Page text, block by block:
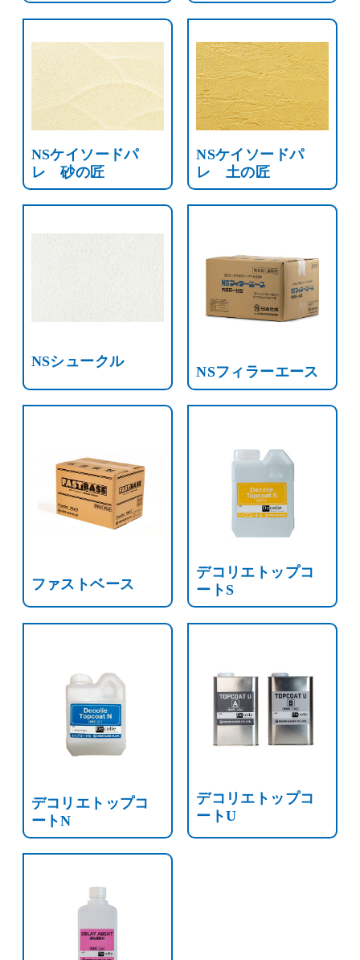
NSケイソードパ
レ 砂の匠
NSケイソードパ
レ 土の匠
NSシュークル
NSフィラーエース
ファストベース
デコリエトップコ
ートS
デコリエトップコ
ートN
デコリエトップコ
ートU